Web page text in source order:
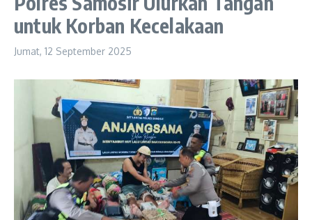
untuk Korban Kecelakaan
Jumat, 12 September 2025